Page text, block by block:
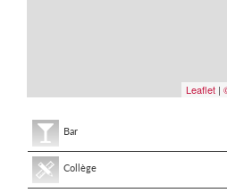
Leaflet |
Bar
Collège